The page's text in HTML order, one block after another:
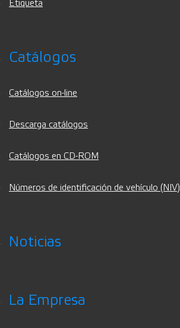
Etiqueta
Catálogos
Catálogos on-line
Descarga catálogos
Catálogos en CD-ROM
Números de identificación de vehículo (NIV)
Noticias
La Empresa